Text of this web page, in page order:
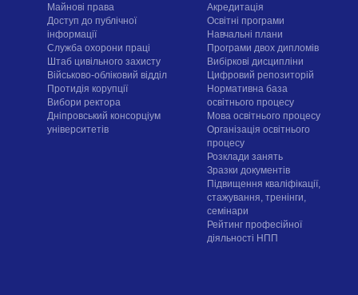
Майнові права
Доступ до публічної
інформації
Служба охорони праці
Штаб цивільного захисту
Військово-обліковий відділ
Протидія корупції
Вибори ректора
Дніпровський консорціум
університетів
Акредитація
Освітні програми
Навчальні плани
Програми двох дипломів
Вибіркові дисципліни
Цифровий репозиторій
Нормативна база
освітнього процесу
Мова освітнього процесу
Організація освітнього
процесу
Розклади занять
Зразки документів
Підвищення кваліфікації,
стажування, тренінги,
семінари
Рейтинг професійної
діяльності НПП